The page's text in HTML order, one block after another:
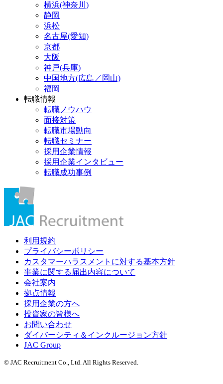
横浜(神奈川)
静岡
浜松
名古屋(愛知)
京都
大阪
神戸(兵庫)
中国地方(広島／岡山)
福岡
転職情報
転職ノウハウ
面接対策
転職市場動向
転職セミナー
採用企業情報
採用企業インタビュー
転職成功事例
利用規約
プライバシーポリシー
カスタマーハラスメントに対する基本方針
事業に関する届出内容について
会社案内
拠点情報
採用企業の方へ
投資家の皆様へ
お問い合わせ
ダイバーシティ＆インクルージョン方針
JAC Group
© JAC Recruitment Co., Ltd. All Rights Reserved.